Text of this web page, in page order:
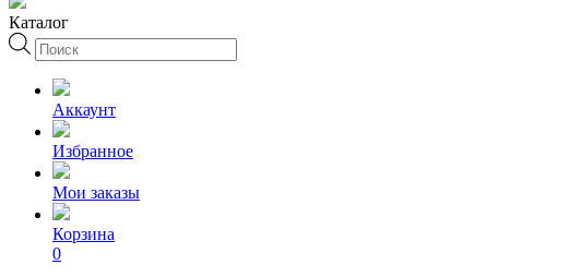
Каталог
Поиск
товаров
Аккаунт
Избранное
Мои заказы
Корзина
0